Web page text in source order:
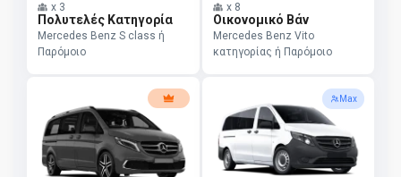
x 3
Πολυτελές Κατηγορία
Mercedes Benz S class ή
Παρόμοιο
x 8
Οικονομικό Βάν
Mercedes Benz Vito
κατηγορίας ή Παρόμοιο
Max